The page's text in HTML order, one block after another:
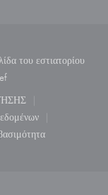
του εστιατορίου
((ανοίγει σε νέο
νέο παράθυρο))
((ανοίγει σε νέο